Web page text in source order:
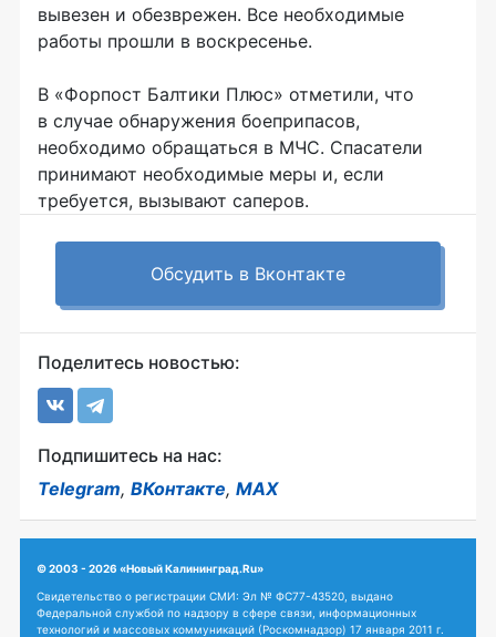
вывезен и обезврежен. Все необходимые
работы прошли в воскресенье.
В «Форпост Балтики Плюс» отметили, что
в случае обнаружения боеприпасов,
необходимо обращаться в МЧС. Спасатели
принимают необходимые меры и, если
требуется, вызывают саперов.
Обсудить в Вконтакте
Поделитесь новостью:
Подпишитесь на нас:
Telegram, ВКонтакте, MAX
© 2003 - 2026 «Новый Калининград.Ru»
Свидетельство о регистрации СМИ: Эл № ФС77-43520, выдано
Федеральной службой по надзору в сфере связи, информационных
технологий и массовых коммуникаций (Роскомнадзор) 17 января 2011 г.